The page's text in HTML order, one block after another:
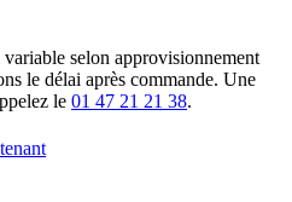
variable selon approvisionnement
le délai après commande. Une
le 01 47 21 21 38.